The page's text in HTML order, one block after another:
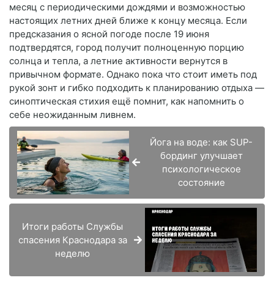
месяц с периодическими дождями и возможностью
настоящих летних дней ближе к концу месяца. Если
предсказания о ясной погоде после 19 июня
подтвердятся, город получит полноценную порцию
солнца и тепла, а летние активности вернутся в
привычном формате. Однако пока что стоит иметь под
рукой зонт и гибко подходить к планированию отдыха —
синоптическая стихия ещё помнит, как напомнить о
себе неожиданным ливнем.
Йога на воде: как SUP-
бординг улучшает
психологическое
состояние
Итоги работы Службы
спасения Краснодара за
неделю